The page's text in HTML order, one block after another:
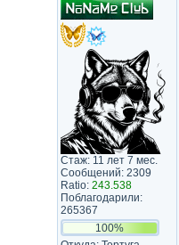
Стаж: 11 лет 7 мес.
Сообщений: 2309
Ratio: 243.538
Поблагодарили:
265367
100%